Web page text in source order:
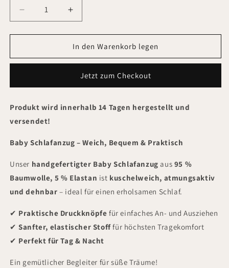
Verringere
die
Menge
Schlafanzug
Erhöhe
die
Menge
für
Schlafanzug
In den Warenkorb legen
Jetzt zum Checkout
Produkt wird innerhalb 14 Tagen hergestellt und
versendet!
Baby Schlafanzug – Weich, Bequem & Praktisch
Unser handgefertigter Baby Schlafanzug aus 95 %
Baumwolle, 5 % Elastan ist kuschelweich, atmungsaktiv
und dehnbar – ideal für einen erholsamen Schlaf.
✔ Praktische Druckknöpfe für einfaches An- und Ausziehen
✔Sanfter, elastischer Stofffür höchsten Tragekomfort
✔ Perfekt für Tag & Nacht
Ein gemütlicher Begleiter für süße Träume!